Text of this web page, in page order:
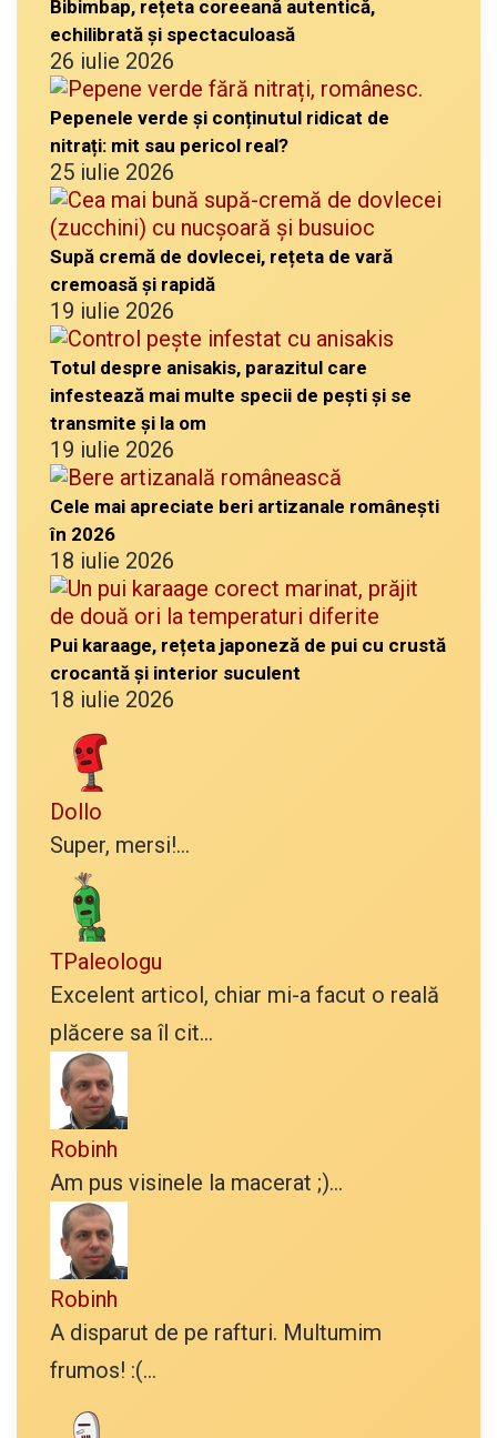
Bibimbap, rețeta coreeană autentică,
echilibrată și spectaculoasă
26 iulie 2026
Pepenele verde și conținutul ridicat de
nitrați: mit sau pericol real?
25 iulie 2026
Supă cremă de dovlecei, rețeta de vară
cremoasă și rapidă
19 iulie 2026
Totul despre anisakis, parazitul care
infestează mai multe specii de pești și se
transmite și la om
19 iulie 2026
Cele mai apreciate beri artizanale românești
în 2026
18 iulie 2026
Pui karaage, rețeta japoneză de pui cu crustă
crocantă și interior suculent
18 iulie 2026
Dollo
Super, mersi!...
TPaleologu
Excelent articol, chiar mi-a facut o reală
plăcere sa îl cit...
Robinh
Am pus visinele la macerat ;)...
Robinh
A disparut de pe rafturi. Multumim
frumos! :(...